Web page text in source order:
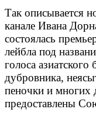
Так описывается
канале Ивана
состоялась
лейбла под
голоса азиатского
дубровника,
пеночки и многих
предоставлены